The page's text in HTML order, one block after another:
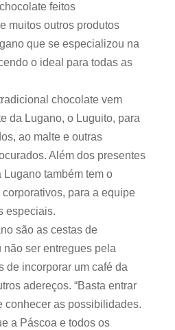
feitos
muitos outros produtos
que se especializou na
o ideal para todas as
chocolate vem
da Lugano, o Luguito, para
ao malte e outras
Além dos presentes
também tem o
para a equipe
especiais.
são as cestas de
não ser entregues pela
de incorporar um café da
adereços. “Basta entrar
conhecer as possibilidades.
a Páscoa e todos os